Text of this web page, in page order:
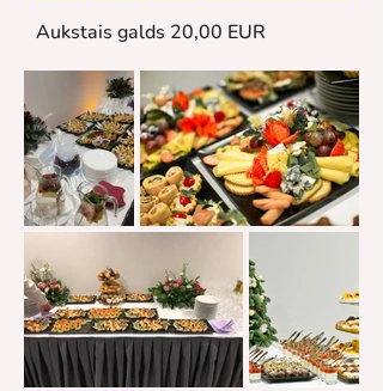
Aukstais galds 20,00 EUR